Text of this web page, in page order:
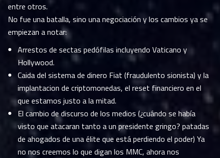
entre otros.
No fue una batalla, sino una negociación y los cambios ya se
empiezan a notar:
Arrestos de sectas pedófilas incluyendo Vaticano y
Hollywood.
Caida del sistema de dinero Fiat (fraudulento sionista) y la
implantacion de criptomonedas, el reset financiero en el
que estamos justo a la mitad.
El cambio de discurso de los medios (¿cuándo se había
visto que atacaran tanto a un presidente gringo? patadas
de ahogados de una élite que está perdiendo el poder) Ya
no nos creemos lo que digan los MMC, ahora nos